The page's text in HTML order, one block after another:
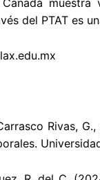
del PTAT es
Rivas,